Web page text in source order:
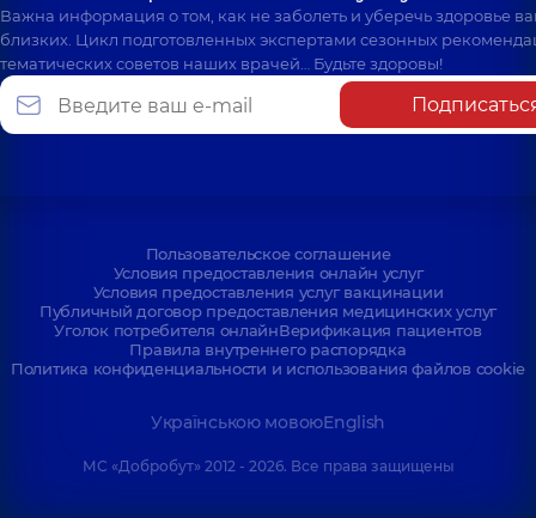
Важна информация о том, как не заболеть и уберечь здоровье
близких. Цикл подготовленных экспертами сезонных
тематических советов наших врачей… Будьте здоровы!
Пользовательское соглашение
Условия предоставления онлайн услуг
Условия предоставления услуг вакцинации
Публичный договор предоставления медицинских услуг
Уголок потребителя онлайнВерификация пациентов
Правила внутреннего распорядка
Политика конфиденциальности и использования файлов cookie
Українською мовоюEnglish
МС «Добробут» 2012 - 2026. Все права защищены